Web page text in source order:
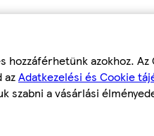
azokhoz. Az
azAdatkezelési és Cookie
szabni a vásárlási